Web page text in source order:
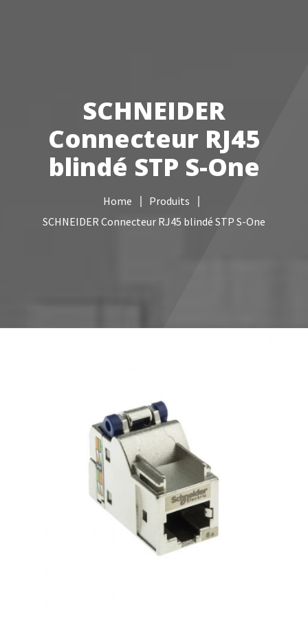
Câblage réseau
NAS
Vidéo surveillance
Boutique
Contacts
SCHNEIDER
Connecteur RJ45
blindé STP S-One
Home
Produits
SCHNEIDER Connecteur RJ45 blindé STP S-One